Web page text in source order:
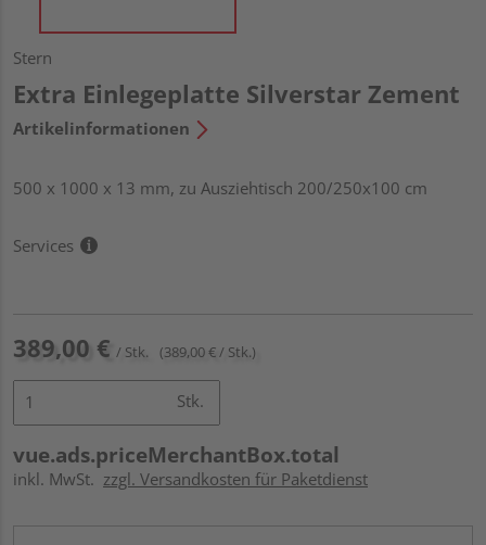
Stern
Extra Einlegeplatte Silverstar Zement
Artikelinformationen
500 x 1000 x 13 mm, zu Ausziehtisch 200/250x100 cm
Services
389,00 € / Stk. (389,00 € / Stk.)
Stk.
vue.ads.priceMerchantBox.total
inkl. MwSt. zzgl. Versandkosten für Paketdienst